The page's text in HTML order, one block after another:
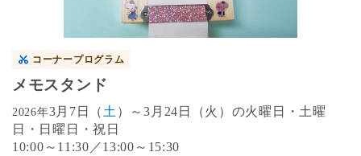
コーナープログラム
メモスタンド
2026年3月7日（ 土 ）～3月24日（火）の火曜日・土曜
日・日曜日・祝日
10:00～11:30／13:00～15:30